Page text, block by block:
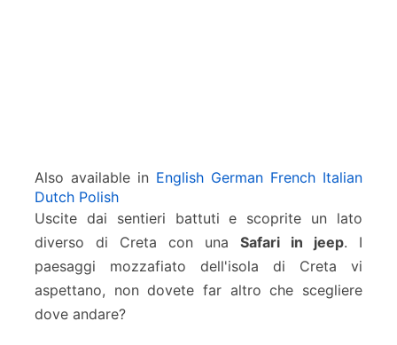
e
a
Also available in English German French Italian
Dutch Polish
Uscite dai sentieri battuti e scoprite un lato
diverso di Creta con una Safari in jeep. I
paesaggi mozzafiato dell'isola di Creta vi
aspettano, non dovete far altro che scegliere
dove andare?